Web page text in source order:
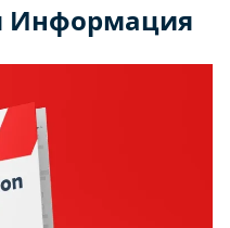
Информация